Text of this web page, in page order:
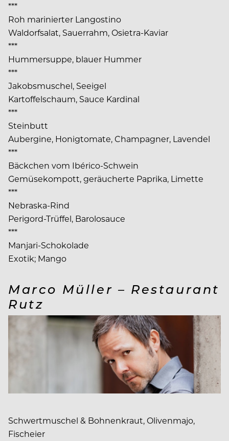
***
Roh marinierter Langostino
Waldorfsalat, Sauerrahm, Osietra-Kaviar
***
Hummersuppe, blauer Hummer
***
Jakobsmuschel, Seeigel
Kartoffelschaum, Sauce Kardinal
***
Steinbutt
Aubergine, Honigtomate, Champagner, Lavendel
***
Bäckchen vom Ibérico-Schwein
Gemüsekompott, geräucherte Paprika, Limette
***
Nebraska-Rind
Perigord-Trüffel, Barolosauce
***
Manjari-Schokolade
Exotik; Mango
Marco Müller – Restaurant
Rutz
Schwertmuschel & Bohnenkraut, Olivenmajo,
Fischeier